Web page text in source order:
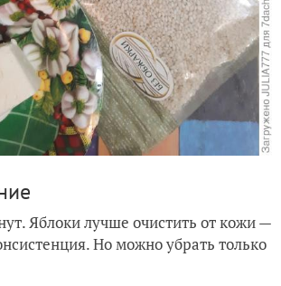
Яблоки лучше очистить от кожи —
Но можно убрать только